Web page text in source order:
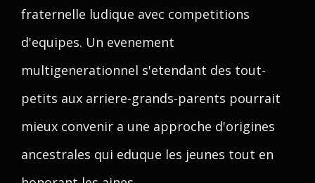
fraternelle ludique avec competitions
d'equipes. Un evenement
multigenerationnel s'etendant des tout-
petits aux arriere-grands-parents pourrait
mieux convenir a une approche d'origines
ancestrales qui eduque les jeunes tout en